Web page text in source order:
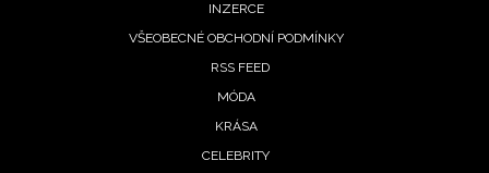
INZERCE
VŠEOBECNÉ OBCHODNÍ PODMÍNKY
RSS FEED
MÓDA
KRÁSA
CELEBRITY